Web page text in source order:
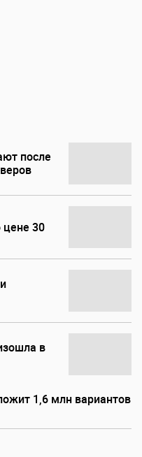
после
цене 30
в
1,6 млн вариантов